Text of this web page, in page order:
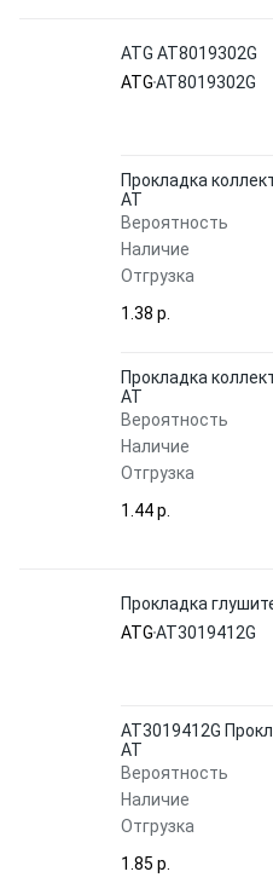
ATG AT8019302G
ATGAT8019302G
Прокладка
АТ
Вероятность
Наличие
Отгрузка
1.38 p.
Прокладка
АТ
Вероятность
Наличие
Отгрузка
1.44 p.
Прокладка
ATGAT3019412G
AT3019412G
АТ
Вероятность
Наличие
Отгрузка
1.85 p.